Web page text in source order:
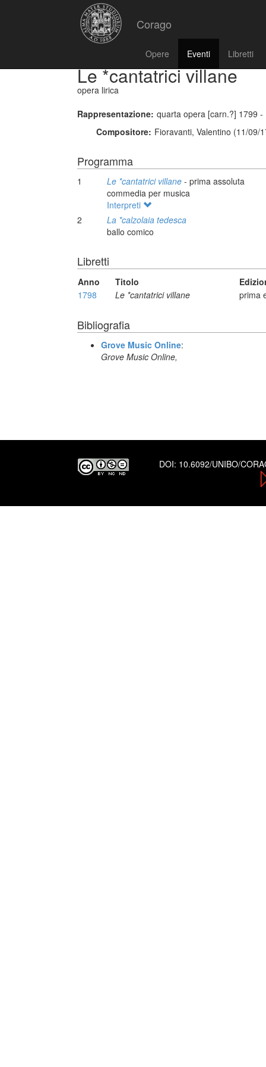
Corago
Opere Eventi Libretti
Le *cantatrici villane
opera lirica
Rappresentazione: quarta opera [carn.?] 1799
Compositore: Fioravanti, Valentino (11/09/
Programma
1 Le *cantatrici villane - prima assoluta
commedia per musica
Interpreti
2
La *calzolaia tedesca
ballo comico
Libretti
Anno Titolo
1798
Le *cantatrici villane prima
Bibliografia
Grove Music Online:
Grove Music Online,
DOI: 10.6092/UNIBO/